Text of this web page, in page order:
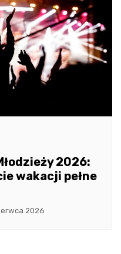
2026:
wakacji pełne
2026